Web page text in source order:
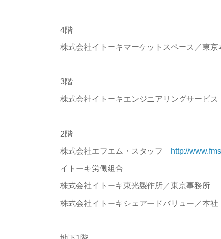
4階
株式会社イトーキマーケットスペース／東
3階
株式会社イトーキエンジニアリングサービス
2階
株式会社エフエム・スタッフ http://
イトーキ労働組合
株式会社イトーキ東光製作所／東京事務所
株式会社イトーキシェアードバリュー／本